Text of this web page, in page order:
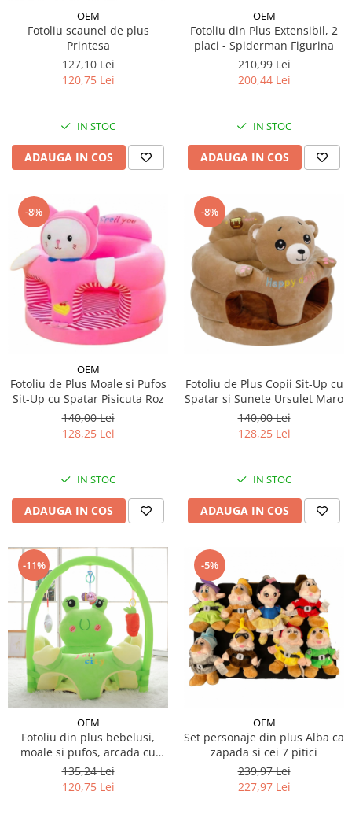
OEM
Fotoliu scaunel de plus
Printesa
127,10 Lei
120,75 Lei
IN STOC
ADAUGA IN COS
OEM
Fotoliu din Plus Extensibil, 2
placi - Spiderman Figurina
210,99 Lei
200,44 Lei
IN STOC
ADAUGA IN COS
-8%
OEM
Fotoliu de Plus Moale si Pufos
Sit-Up cu Spatar Pisicuta Roz
140,00 Lei
128,25 Lei
IN STOC
ADAUGA IN COS
-8%
Fotoliu de Plus Copii Sit-Up cu
Spatar si Sunete Ursulet Maro
140,00 Lei
128,25 Lei
IN STOC
ADAUGA IN COS
-11%
OEM
Fotoliu din plus bebelusi,
moale si pufos, arcada cu
jucarii inclusa, personaje
diferite
135,24 Lei
120,75 Lei
-5%
OEM
Set personaje din plus Alba ca
zapada si cei 7 pitici
239,97 Lei
227,97 Lei